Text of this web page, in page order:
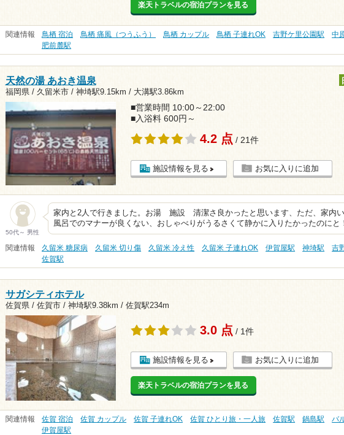
楽天トラベルの宿泊プランを見る
関連情報 鳥栖 宿泊 鳥栖 痛風（つうふう） 鳥栖 カップル 鳥栖 子連れOK 吉野ケ里公園駅 中
肥前麓駅
天然の湯 あおき温泉
福岡県 / 久留米市 / 神埼駅9.15km / 大溝駅3.86km
■営業時間 10:00～22:00
■入浴料 600円～
4.2 点 / 21件
施設情報を見る お気に入りに追加
50代～ 男性
家内と2人で行きました。お湯 施設 清潔さ良かったと思います、ただ、家内
風呂でのマナーが良くない、おしゃべりがうるさくて静かに入りたかったのにと
関連情報 久留米 糖尿病 久留米 切り傷 久留米 冷え性 久留米 子連れOK 伊賀屋駅 神埼駅
吉
佐賀駅
サガシティホテル
佐賀県 / 佐賀市 / 神埼駅9.38km / 佐賀駅234m
3.0 点 / 1件
施設情報を見る お気に入りに追加
楽天トラベルの宿泊プランを見る
関連情報 佐賀 宿泊 佐賀 カップル 佐賀 子連れOK 佐賀 ひとり旅・一人旅 佐賀駅 鍋島駅
バ
伊賀屋駅